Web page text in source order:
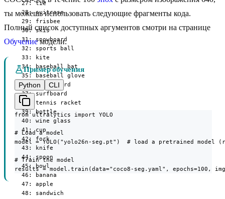
  27: tie
  28: suitcase
  29: frisbee
  30: skis
  31: snowboard
  32: sports ball
  33: kite
  34: baseball bat
  35: baseball glove
  36: skateboard
  37: surfboard
  38: tennis racket
  39: bottle
  40: wine glass
  41: cup
  42: fork
  43: knife
  44: spoon
  45: bowl
  46: banana
  47: apple
  48: sandwich
ты можешь использовать следующие фрагменты кода.
Полный список доступных аргументов смотри на странице
Обучениемодели.
Пример обучения
Python
CLI
from ultralytics import YOLO
# Load a model
model = YOLO("yolo26n-seg.pt")  # load a pretrained model
# Train the model
results = model.train(data="coco8-seg.yaml", epochs=100,